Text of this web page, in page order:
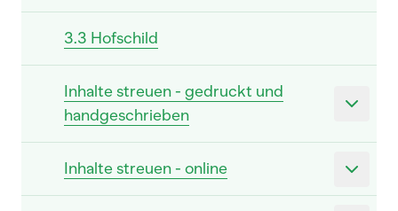
3.3 Hofschild
Inhalte streuen - gedruckt und
handgeschrieben
Inhalte streuen - online